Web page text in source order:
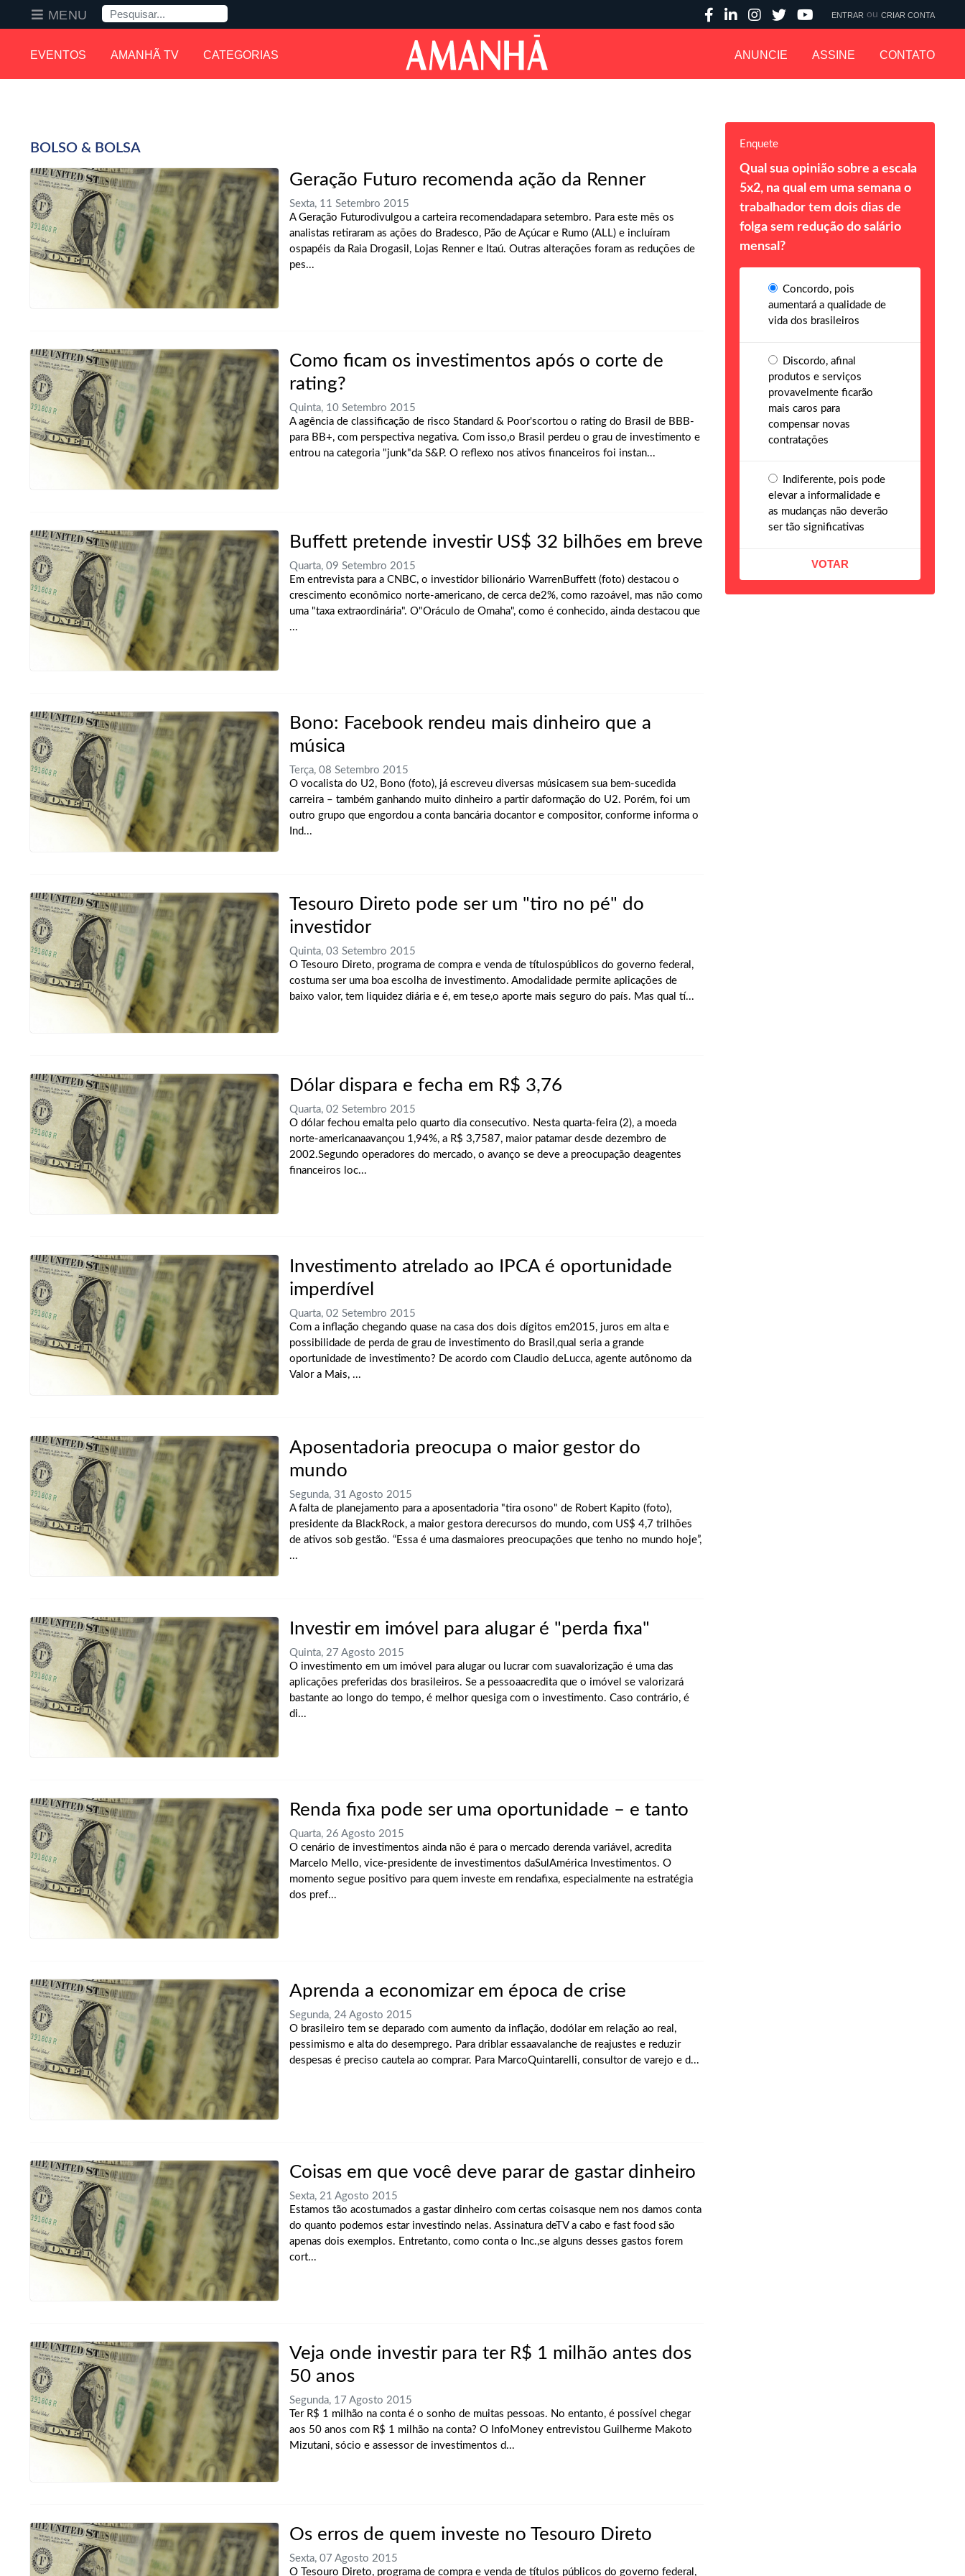
EVENTOS AMANHÃ TV CATEGORIAS ANUNCIE ASSINE CONTATO
MENU Pesquisa ENTRAR ou CRIAR CONTA
BOLSO & BOLSA
Geração Futuro recomenda ação da Renner
Sexta, 11 Setembro 2015
A Geração Futurodivulgou a carteira recomendadapara setembro. Para este mês os
analistas retiraram as ações do Bradesco, Pão de Açúcar e Rumo (ALL) e incluíram
ospapéis da Raia Drogasil, Lojas Renner e Itaú. Outras alterações foram as reduções de
pes...
Como ficam os investimentos após o corte de
rating?
Quinta, 10 Setembro 2015
A agência de classificação de risco Standard & Poor'scortou o rating do Brasil de BBB-
para BB+, com perspectiva negativa. Com isso,o Brasil perdeu o grau de investimento e
entrou na categoria "junk"da S&P. O reflexo nos ativos financeiros foi instan...
Buffett pretende investir US$ 32 bilhões em breve
Quarta, 09 Setembro 2015
Em entrevista para a CNBC, o investidor bilionário WarrenBuffett (foto) destacou o
crescimento econômico norte-americano, de cerca de2%, como razoável, mas não como
uma "taxa extraordinária". O"Oráculo de Omaha", como é conhecido, ainda destacou que
...
Bono: Facebook rendeu mais dinheiro que a
música
Terça, 08 Setembro 2015
O vocalista do U2, Bono (foto), já escreveu diversas músicasem sua bem-sucedida
carreira – também ganhando muito dinheiro a partir daformação do U2. Porém, foi um
outro grupo que engordou a conta bancária docantor e compositor, conforme informa o
Ind...
Tesouro Direto pode ser um "tiro no pé" do
investidor
Quinta, 03 Setembro 2015
O Tesouro Direto, programa de compra e venda de títulospúblicos do governo federal,
costuma ser uma boa escolha de investimento. Amodalidade permite aplicações de
baixo valor, tem liquidez diária e é, em tese,o aporte mais seguro do país. Mas qual tí...
Dólar dispara e fecha em R$ 3,76
Quarta, 02 Setembro 2015
O dólar fechou emalta pelo quarto dia consecutivo. Nesta quarta-feira (2), a moeda
norte-americanaavançou 1,94%, a R$ 3,7587, maior patamar desde dezembro de
2002.Segundo operadores do mercado, o avanço se deve a preocupação deagentes
financeiros loc...
Investimento atrelado ao IPCA é oportunidade
imperdível
Quarta, 02 Setembro 2015
Com a inflação chegando quase na casa dos dois dígitos em2015, juros em alta e
possibilidade de perda de grau de investimento do Brasil,qual seria a grande
oportunidade de investimento? De acordo com Claudio deLucca, agente autônomo da
Valor a Mais, ...
Aposentadoria preocupa o maior gestor do
mundo
Segunda, 31 Agosto 2015
A falta de planejamento para a aposentadoria "tira osono" de Robert Kapito (foto),
presidente da BlackRock, a maior gestora derecursos do mundo, com US$ 4,7 trilhões
de ativos sob gestão. “Essa é uma dasmaiores preocupações que tenho no mundo hoje”,
...
Investir em imóvel para alugar é "perda fixa"
Quinta, 27 Agosto 2015
O investimento em um imóvel para alugar ou lucrar com suavalorização é uma das
aplicações preferidas dos brasileiros. Se a pessoaacredita que o imóvel se valorizará
bastante ao longo do tempo, é melhor quesiga com o investimento. Caso contrário, é
di...
Renda fixa pode ser uma oportunidade – e tanto
Quarta, 26 Agosto 2015
O cenário de investimentos ainda não é para o mercado derenda variável, acredita
Marcelo Mello, vice-presidente de investimentos daSulAmérica Investimentos. O
momento segue positivo para quem investe em rendafixa, especialmente na estratégia
dos pref...
Aprenda a economizar em época de crise
Segunda, 24 Agosto 2015
O brasileiro tem se deparado com aumento da inflação, dodólar em relação ao real,
pessimismo e alta do desemprego. Para driblar essaavalanche de reajustes e reduzir
despesas é preciso cautela ao comprar. Para MarcoQuintarelli, consultor de varejo e d...
Coisas em que você deve parar de gastar dinheiro
Sexta, 21 Agosto 2015
Estamos tão acostumados a gastar dinheiro com certas coisasque nem nos damos conta
do quanto podemos estar investindo nelas. Assinatura deTV a cabo e fast food são
apenas dois exemplos. Entretanto, como conta o Inc.,se alguns desses gastos forem
cort...
Veja onde investir para ter R$ 1 milhão antes dos
50 anos
Segunda, 17 Agosto 2015
Ter R$ 1 milhão na conta é o sonho de muitas pessoas. No entanto, é possível chegar
aos 50 anos com R$ 1 milhão na conta? O InfoMoney entrevistou Guilherme Makoto
Mizutani, sócio e assessor de investimentos d...
Os erros de quem investe no Tesouro Direto
Sexta, 07 Agosto 2015
O Tesouro Direto, programa de compra e venda de títulos públicos do governo federal,
Enquete
Qual sua opinião sobre a escala
5x2, na qual em uma semana o
trabalhador tem dois dias de
folga sem redução do salário
mensal?
Concordo, pois
aumentará a qualidade de
vida dos brasileiros
Discordo, afinal
produtos e serviços
provavelmente ficarão
mais caros para
compensar novas
contratações
Indiferente, pois pode
elevar a informalidade e
as mudanças não deverão
ser tão significativas